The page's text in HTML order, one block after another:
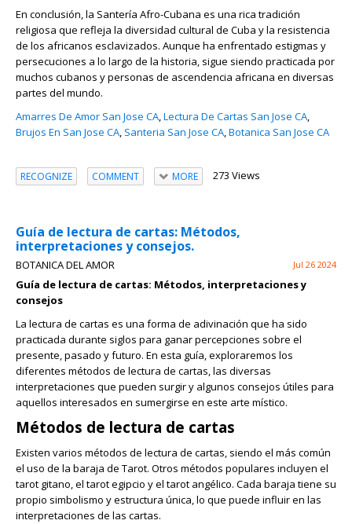
En conclusión, la Santería Afro-Cubana es una rica tradición
religiosa que refleja la diversidad cultural de Cuba y la resistencia
de los africanos esclavizados. Aunque ha enfrentado estigmas y
persecuciones a lo largo de la historia, sigue siendo practicada por
muchos cubanos y personas de ascendencia africana en diversas
partes del mundo.
Amarres De Amor San Jose CA,Lectura De Cartas San Jose CA,
Brujos En San Jose CA, Santeria San Jose CA,Botanica San Jose CA
RECOGNIZE COMMENT MORE 273 Views
Guía de lectura de cartas: Métodos,
interpretaciones y consejos.
BOTANICA DEL AMOR Jul 26 2024
Guía de lectura de cartas: Métodos, interpretaciones y
consejos
La lectura de cartas es una forma de adivinación que ha sido
practicada durante siglos para ganar percepciones sobre el
presente, pasado y futuro. En esta guía, exploraremos los
diferentes métodos de lectura de cartas, las diversas
interpretaciones que pueden surgir y algunos consejos útiles para
aquellos interesados en sumergirse en este arte místico.
Métodos de lectura de cartas
Existen varios métodos de lectura de cartas, siendo el más común
el uso de la baraja de Tarot. Otros métodos populares incluyen el
tarot gitano, el tarot egipcio y el tarot angélico. Cada baraja tiene su
propio simbolismo y estructura única, lo que puede influir en las
interpretaciones de las cartas.